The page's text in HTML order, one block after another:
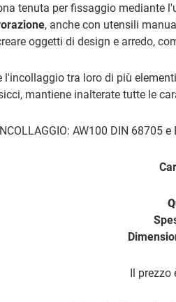
tenuta per fissaggio mediante
, anche con utensili
oggetti di design e arredo,
tra loro di più
mantiene inalterate tutte le
AW100 DIN 68705
Il prezzo